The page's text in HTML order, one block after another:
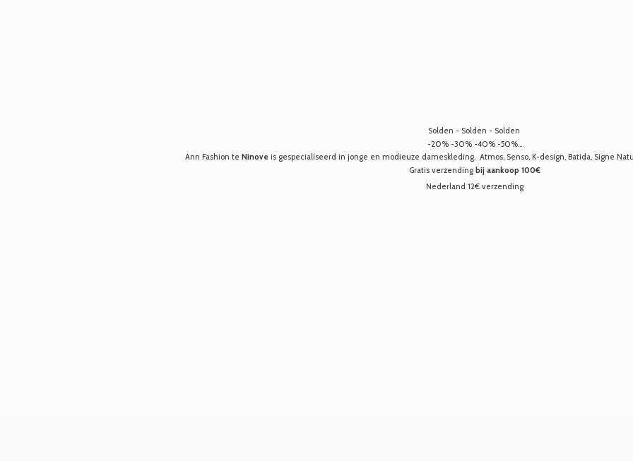
Solden - Solden - Solden
-20% -30% -40% -50%...
Ann Fashion te Ninove is gespecialiseerd in jonge en modieuze dameskleding. Atmos, Senso, K-design, Batida, Signe
Gratis verzending bij aankoop 100€
Nederland 12€ verzending